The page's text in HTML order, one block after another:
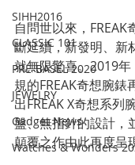
SIHH2016
CLASSIC 101
PRE-BASEL 2020
JEWELRY
Gadget News
Watches & Wonders
自問世以來，FREAK
斷延續，新發明、新
就無限驚喜。2019
規的FREAK奇想腕錶
出FREAK X奇想系列
盤、無指針的設計，
顛覆之作由此再度呈